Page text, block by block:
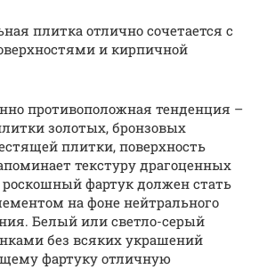
плитка отлично сочетается с
и кирпичной
противоположная тенденция –
золотых, бронзовых
плитки, поверхность
текстуру драгоценных
фартук должен стать
на фоне нейтрального
Белый или светло-серый
без всяких украшений
фартуку отличную